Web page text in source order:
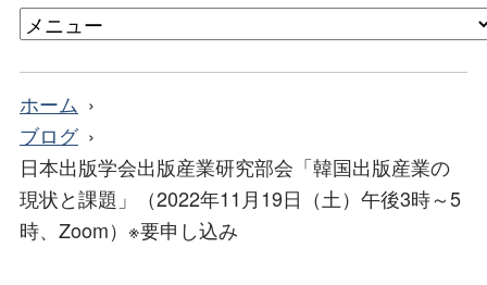
ホーム
ブログ
日本出版学会出版産業研究部会「韓国出版産業の
現状と課題」（2022年11月19日（土）午後3時～5
時、Zoom）※要申し込み